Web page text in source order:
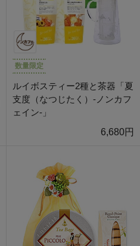
数量限定
ルイボスティー2種と茶器「夏
支度（なつじたく）-ノンカフ
ェイン-」
6,680円